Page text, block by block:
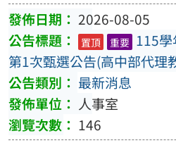
2026-08-05
置頂 重要 115
第1次甄選公告(高中部代理
最新消息
人事室
146